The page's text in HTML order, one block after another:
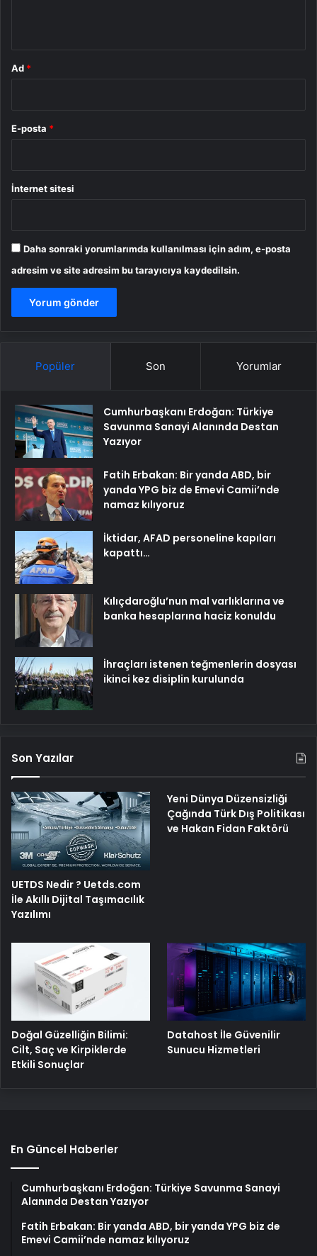
Ad *
E-posta *
İnternet sitesi
Daha sonraki yorumlarımda kullanılması için adım, e-posta
adresim ve site adresim bu tarayıcıya kaydedilsin.
Popüler Son Yorumlar
Cumhurbaşkanı Erdoğan: Türkiye
Savunma Sanayi Alanında Destan
Yazıyor
Fatih Erbakan: Bir yanda ABD, bir
yanda YPG biz de Emevi Camii’nde
namaz kılıyoruz
İktidar, AFAD personeline kapıları
kapattı…
Kılıçdaroğlu’nun mal varlıklarına ve
banka hesaplarına haciz konuldu
İhraçları istenen teğmenlerin dosyası
ikinci kez disiplin kurulunda
Son Yazılar
UETDS Nedir ? Uetds.com
İle Akıllı Dijital Taşımacılık
Yazılımı
Yeni Dünya Düzensizliği
Çağında Türk Dış Politikası
ve Hakan Fidan Faktörü
Doğal Güzelliğin Bilimi:
Cilt, Saç ve Kirpiklerde
Etkili Sonuçlar
Datahost İle Güvenilir
Sunucu Hizmetleri
En Güncel Haberler
Cumhurbaşkanı Erdoğan: Türkiye Savunma Sanayi
Alanında Destan Yazıyor
Fatih Erbakan: Bir yanda ABD, bir yanda YPG biz de
Emevi Camii’nde namaz kılıyoruz